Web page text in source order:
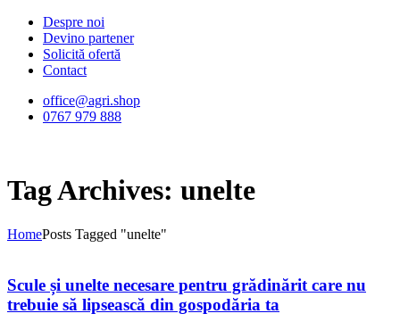
Despre noi
Devino partener
Solicită ofertă
Contact
office@agri.shop
0767 979 888
Tag Archives: unelte
HomePosts Tagged "unelte"
Scule și unelte necesare pentru grădinărit care nu
trebuie să lipsească din gospodăria ta